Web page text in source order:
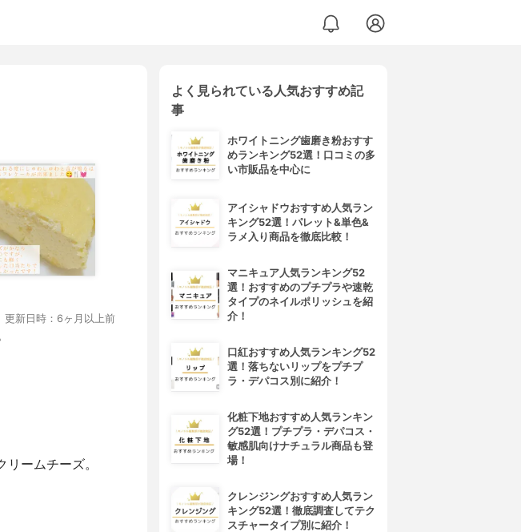
更新日時：6ヶ月以上前
ームチーズ。
よく見られている人気おすすめ記
事
ホワイトニング歯磨き粉おすす
めランキング52選！口コミの多
い市販品を中心に
アイシャドウおすすめ人気ラン
キング52選！パレット&単色&
ラメ入り商品を徹底比較！
マニキュア人気ランキング52
選！おすすめのプチプラや速乾
タイプのネイルポリッシュを紹
介！
口紅おすすめ人気ランキング52
選！落ちないリップをプチプ
ラ・デパコス別に紹介！
化粧下地おすすめ人気ランキン
グ52選！プチプラ・デパコス・
敏感肌向けナチュラル商品も登
場！
クレンジングおすすめ人気ラン
キング52選！徹底調査してテク
スチャータイプ別に紹介！